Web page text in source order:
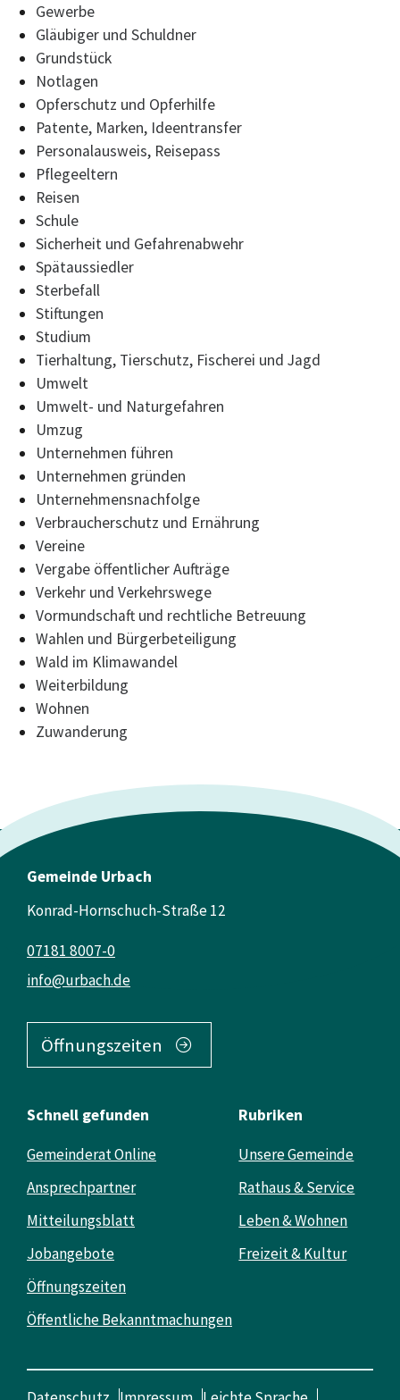
Gewerbe
Gläubiger und Schuldner
Grundstück
Notlagen
Opferschutz und Opferhilfe
Patente, Marken, Ideentransfer
Personalausweis, Reisepass
Pflegeeltern
Reisen
Schule
Sicherheit und Gefahrenabwehr
Spätaussiedler
Sterbefall
Stiftungen
Studium
Tierhaltung, Tierschutz, Fischerei und Jagd
Umwelt
Umwelt- und Naturgefahren
Umzug
Unternehmen führen
Unternehmen gründen
Unternehmensnachfolge
Verbraucherschutz und Ernährung
Vereine
Vergabe öffentlicher Aufträge
Verkehr und Verkehrswege
Vormundschaft und rechtliche Betreuung
Wahlen und Bürgerbeteiligung
Wald im Klimawandel
Weiterbildung
Wohnen
Zuwanderung
Gemeinde Urbach
Konrad-Hornschuch-Straße 12
info@urbach.de
07181 8007-0
Öffnungszeiten
Schnell gefunden
Gemeinderat Online
Ansprechpartner
Mitteilungsblatt
Jobangebote
Öffnungszeiten
Öffentliche Bekanntmachungen
Rubriken
Unsere Gemeinde
Rathaus & Service
Leben & Wohnen
Freizeit & Kultur